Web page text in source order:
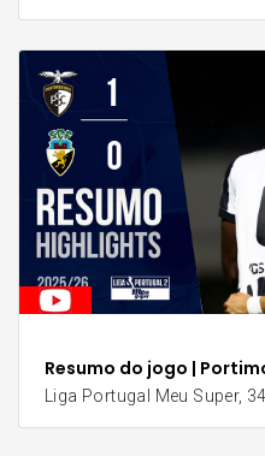
Resumo do jogo |
Liga Portugal Meu Super,